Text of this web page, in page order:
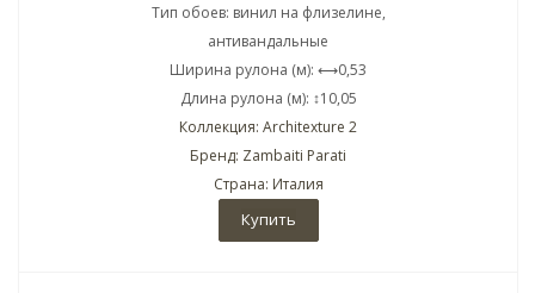
Тип обоев: винил на флизелине,
антивандальные
Ширина рулона (м): ⟷0,53
Длина рулона (м): ↕10,05
Коллекция: Architexture 2
Бренд: Zambaiti Parati
Страна: Италия
Купить